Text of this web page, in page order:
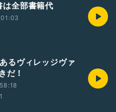
全部書籍代
るヴィレッジヴァ
だ！